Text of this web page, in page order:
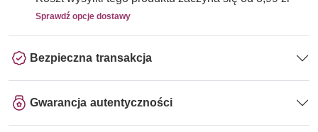
Sprawdź opcje dostawy
Bezpieczna transakcja
Gwarancja autentyczności